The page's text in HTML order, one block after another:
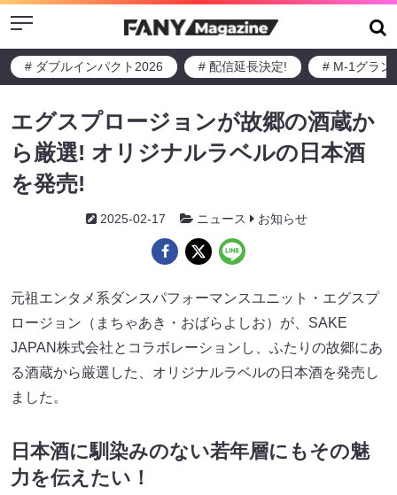
Menu
# ダブルインパクト2026 # 配信延長決定! # M-1グラン
エグスプロージョンが故郷の酒蔵か
ら厳選! オリジナルラベルの日本酒
を発売!
2025-02-17 ニュース お知らせ
元祖エンタメ系ダンスパフォーマンスユニット・エグスプ
ロージョン（まちゃあき・おばらよしお）が、SAKE
JAPAN株式会社とコラボレーションし、ふたりの故郷にあ
る酒蔵から厳選した、オリジナルラベルの日本酒を発売し
ました。
日本酒に馴染みのない若年層にもその魅
力を伝えたい！